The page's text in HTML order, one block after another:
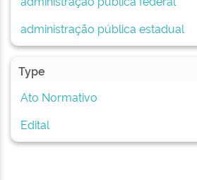
administração pública estadual
Type
Ato Normativo
Edital